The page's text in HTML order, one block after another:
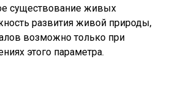
существование живых
развития живой природы,
возможно только при
этого параметра.